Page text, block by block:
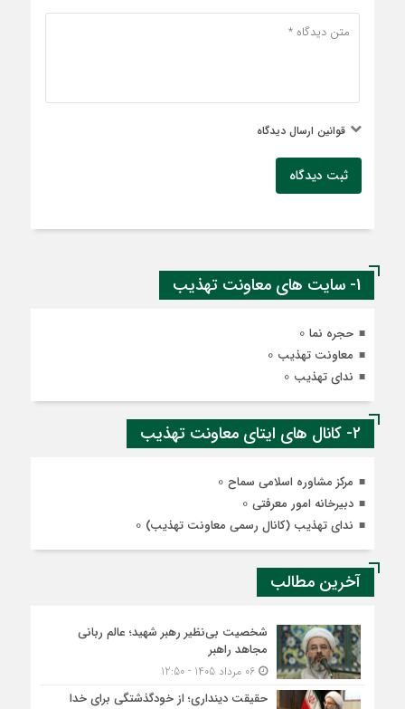
قوانین ارسال دیدگاه
ثبت دیدگاه
1- سایت های معاونت تهذیب
حجره نما
معاونت تهذیب
ندای تهذیب
2- کانال های ایتای معاونت تهذیب
مرکز مشاوره اسلامی سماح
دبیرخانه امور معرفتی
ندای تهذیب (کانال رسمی معاونت تهذیب)
آخرین مطالب
شخصیت بی‌نظیر رهبر شهید؛ عالم ربانی
مجاهد راهبر
06 مرداد 1405 - 12:50
حقیقت دینداری؛ از خودگذشتگی برای خدا